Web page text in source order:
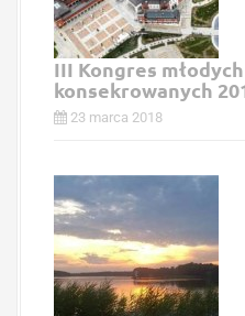
III Kongres
konsekrowanych
23 marca 2018